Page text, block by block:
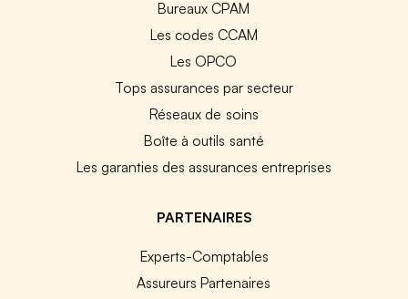
Bureaux CPAM
Les codes CCAM
Les OPCO
Tops assurances par secteur
Réseaux de soins
Boîte à outils santé
Les garanties des assurances entreprises
PARTENAIRES
Experts-Comptables
Assureurs Partenaires